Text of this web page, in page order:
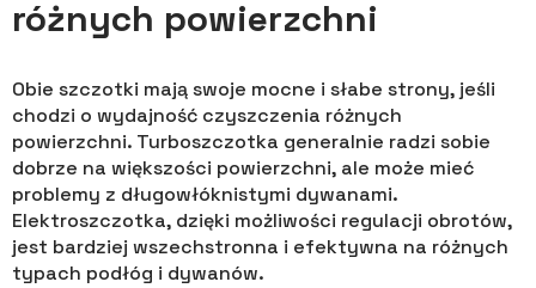
różnych powierzchni
Obie szczotki mają swoje mocne i słabe strony, jeśli
chodzi o wydajność czyszczenia różnych
powierzchni. Turboszczotka generalnie radzi sobie
dobrze na większości powierzchni, ale może mieć
problemy z długowłóknistymi dywanami.
Elektroszczotka, dzięki możliwości regulacji obrotów,
jest bardziej wszechstronna i efektywna na różnych
typach podłóg i dywanów.